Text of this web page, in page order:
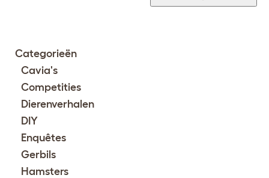
Categorieën
Cavia's
Competities
Dierenverhalen
DIY
Enquêtes
Gerbils
Hamsters